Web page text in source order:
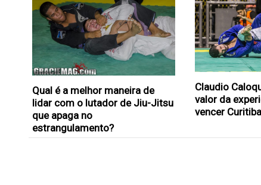
Qual é a melhor maneira de
lidar com o lutador de Jiu-Jitsu
que apaga no
estrangulamento?
Claudio
valor da
vencer